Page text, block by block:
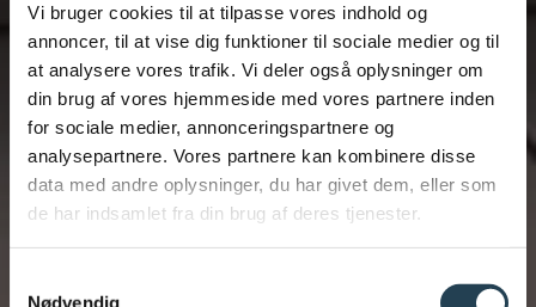
Vi bruger cookies til at tilpasse vores indhold og
annoncer, til at vise dig funktioner til sociale medier og til
at analysere vores trafik. Vi deler også oplysninger om
din brug af vores hjemmeside med vores partnere inden
for sociale medier, annonceringspartnere og
analysepartnere. Vores partnere kan kombinere disse
data med andre oplysninger, du har givet dem, eller som
de har indsamlet fra din brug af deres tjenester.
Nødvendig